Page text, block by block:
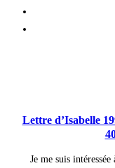
Lettre d’Isabelle
Je me suis